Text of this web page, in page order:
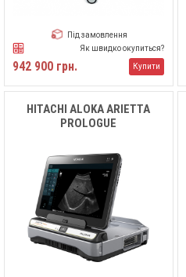
Під замовлення
Як швидко окупиться?
942 900 грн. Купити
HITACHI ALOKA ARIETTA
PROLOGUE